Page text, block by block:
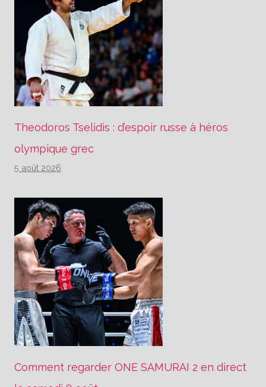
Theodoros Tselidis : d’espoir russe à héros
olympique grec
5 août 2026
Comment regarder ONE SAMURAI 2 en direct